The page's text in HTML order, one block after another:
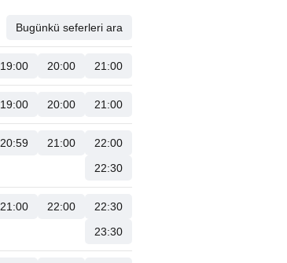
Bugünkü seferleri ara
19:00 20:00 21:00
19:00 20:00 21:00
20:59 21:00
22:00
22:30
21:00 22:00
22:30
23:30